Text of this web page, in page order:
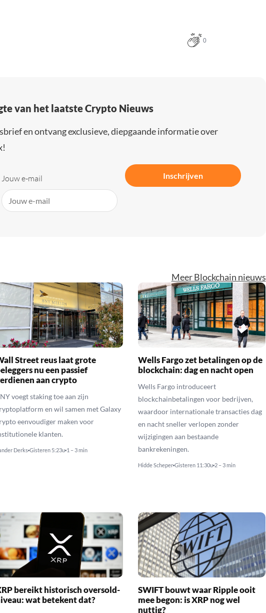
0
van het laatste Crypto Nieuws
en ontvang exclusieve, diepgaande informatie over
Jouw e-mail Inschrijven
Meer Blockchain nieuws
Street reus laat grote
nu een passief
aan crypto
voegt staking toe aan zijn
en wil samen met Galaxy
eenvoudiger maken voor
klanten.
Derks Gisteren 5:23u 1 – 3 min
Wells Fargo zet betalingen op de
blockchain: dag en nacht open
Wells Fargo introduceert
blockchainbetalingen voor bedrijven,
waardoor internationale transacties dag
en nacht sneller verlopen zonder
wijzigingen aan bestaande
bankrekeningen.
Hidde Scheper Gisteren 11:30u 2 – 3 min
bereikt historisch oversold-
wat betekent dat?
SWIFT bouwt waar Ripple ooit
mee begon: is XRP nog wel
nuttig?